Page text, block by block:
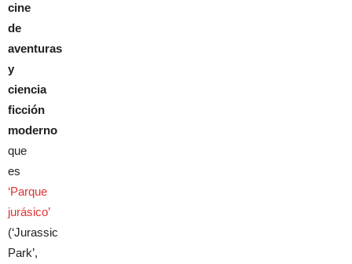
cine
de
aventuras
y
ciencia
ficción
moderno
que
es
‘Parque
jurásico’
(‘Jurassic
Park’,